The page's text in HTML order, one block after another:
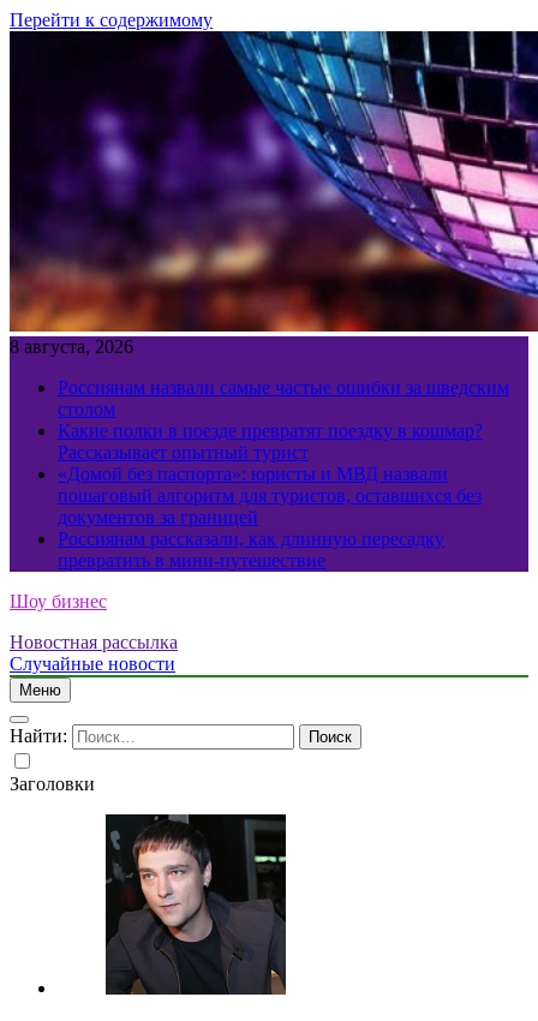
Перейти к содержимому
8 августа, 2026
Россиянам назвали самые частые ошибки за шведским
столом
Какие полки в поезде превратят поездку в кошмар?
Рассказывает опытный турист
«Домой без паспорта»: юристы и МВД назвали
пошаговый алгоритм для туристов, оставшихся без
документов за границей
Россиянам рассказали, как длинную пересадку
превратить в мини-путешествие
Шоу бизнес
Новостная рассылка
Случайные новости
Меню
Найти:
Заголовки